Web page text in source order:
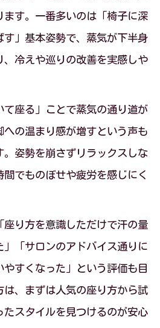
ます。一番多いのは「椅子に深
す」基本姿勢で、蒸気が下半身
、冷えや巡りの改善を実感しや
て座る」ことで蒸気の通り道が
への温まり感が増すという声も
。姿勢を崩さずリラックスしな
でものぼせや疲労を感じにく
座り方を意識しただけで汗の量
」「サロンのアドバイス通りに
すくなった」という評価も目
は、まずは人気の座り方から試
たスタイルを見つけるのが安心